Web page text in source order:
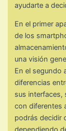
ayudarte a
En el primer
de los
una visión
En el segundo
diferencias
sus interfaces,
con diferentes
podrás decidir